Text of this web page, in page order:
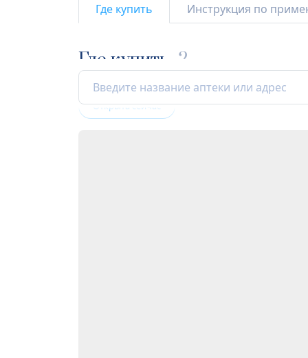
Где купить Инструкция по
Где купить 2
Открыта сейчас